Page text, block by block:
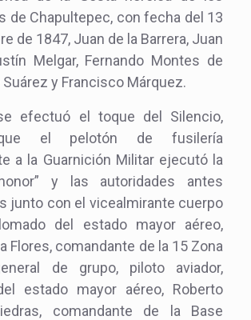
de Chapultepec, con fecha del 13
de 1847, Juan de la Barrera, Juan
Melgar, Fernando Montes de
Suárez y Francisco Márquez.
efectuó el toque del Silencio,
el pelotón de fusilería
a la Guarnición Militar ejecutó la
y las autoridades antes
junto con el vicealmirante cuerpo
del estado mayor aéreo,
Flores, comandante de la 15 Zona
de grupo, piloto aviador,
estado mayor aéreo, Roberto
comandante de la Base